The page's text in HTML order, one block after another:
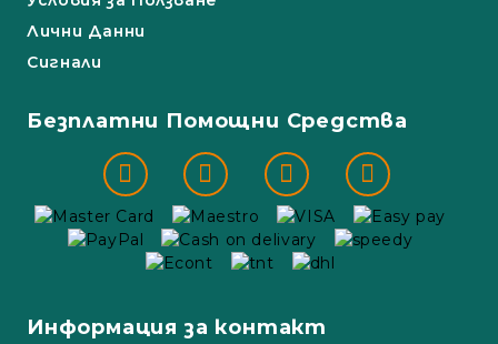
Лични Данни
Сигнали
Безплатни Помощни Средства
Информация за контакт